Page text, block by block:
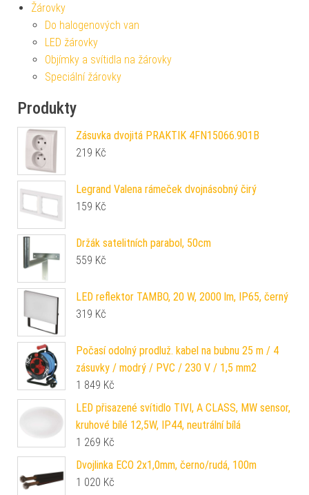
Žárovky
Do halogenových van
LED žárovky
Objímky a svítidla na žárovky
Speciální žárovky
Produkty
Zásuvka dvojitá PRAKTIK 4FN15066.901B
219 Kč
Legrand Valena rámeček dvojnásobný čirý
159 Kč
Držák satelitních parabol, 50cm
559 Kč
LED reflektor TAMBO, 20 W, 2000 lm, IP65, černý
319 Kč
Počasí odolný prodluž. kabel na bubnu 25 m / 4
zásuvky / modrý / PVC / 230 V / 1,5 mm2
1 849 Kč
LED přisazené svítidlo TIVI, A CLASS, MW sensor,
kruhové bílé 12,5W, IP44, neutrální bílá
1 269 Kč
Dvojlinka ECO 2x1,0mm, černo/rudá, 100m
1 020 Kč